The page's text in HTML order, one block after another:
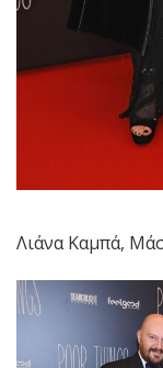
Λιάνα Καμπά,